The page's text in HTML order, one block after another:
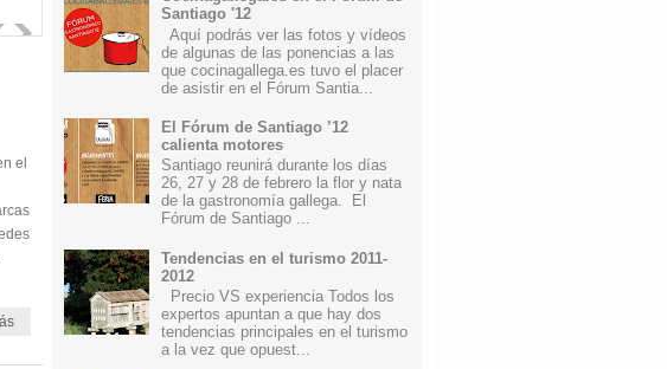
el
Santiago '12
Aquí podrás ver las fotos y vídeos
de algunas de las ponencias a las
que cocinagallega.es tuvo el placer
de asistir en el Fórum Santia...
El Fórum de Santiago ’12
calienta motores
Santiago reunirá durante los días
26, 27 y 28 de febrero la flor y nata
de la gastronomía gallega. El
Fórum de Santiago ...
Tendencias en el turismo 2011-
2012
Precio VS experiencia Todos los
expertos apuntan a que hay dos
tendencias principales en el turismo
a la vez que opuest...